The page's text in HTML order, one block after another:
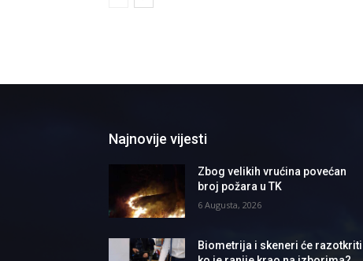
Najnovije vijesti
Zbog velikih vrućina povećan
broj požara u TK
6 Augusta, 2026
Biometrija i skeneri će razotkriti